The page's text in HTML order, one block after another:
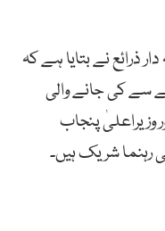
ذرائع نے بتایا ہے کہ
سے کی جانے والی
وزیراعلیٰ پنجاب
رہنما شریک ہیں۔